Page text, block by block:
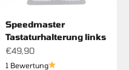
Speedmaster
Tastaturhalterung links
Angebot
€49,90
1 Bewertung